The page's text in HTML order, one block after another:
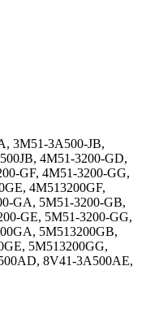
3M51-3A500-JB,
4M51-3200-GD,
GF, 4M51-3200-GG,
4M513200GF,
GA, 5M51-3200-GB,
GE, 5M51-3200-GG,
5M513200GB,
5M513200GG,
8V41-3A500AE,